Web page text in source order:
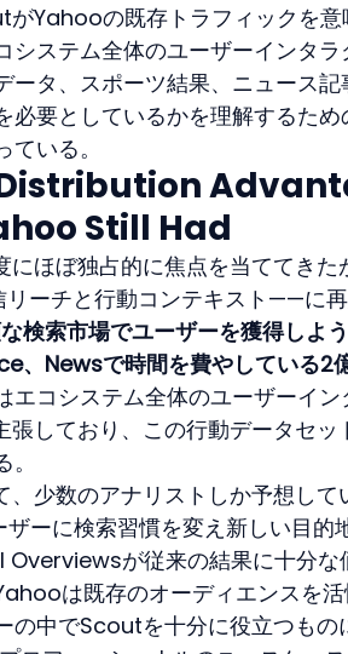
Yahooの既存トラフィックを意
ステム全体のユーザーインタラ
ータ、スポーツ結果、ニュース
必要としているかを理解するた
いる。
Still Had
にほぼ独占的に焦点を当ててき
ーチと行動コンテキスト——に再
索市場でユーザーを獲得しよう
、Newsで時間を費やしている2
エコシステム全体のユーザーイ
張しており、この行動データセッ
少数のアナリストしか予想して
ーに検索習慣を変え新しい目的
が従来の結果に十分な
は既存のオーディエンスを
の中でScoutを十分に役立つもの